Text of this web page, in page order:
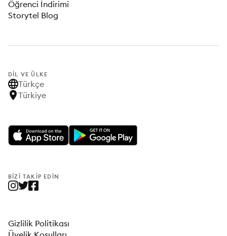
Öğrenci İndirimi
Storytel Blog
DIL VE ÜLKE
Türkçe
Türkiye
BIZI TAKIP EDIN
Gizlilik Politikası